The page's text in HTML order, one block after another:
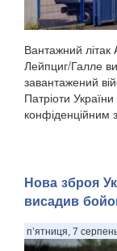
Вантажний
Лейпциг/Галле
завантажений
Патріоти
конфіденційним
Нова зброя
висадив
п’ятниця, 7